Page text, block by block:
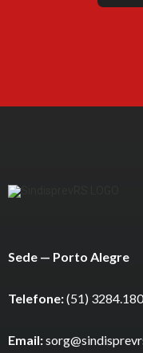
Sede — Porto Alegre
Telefone:(51)
Email: